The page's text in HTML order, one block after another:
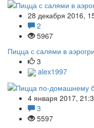
28 декабря 2016,
2
5967
Пицца с салями в
3
alex1997
4 января 2017,
3
5597